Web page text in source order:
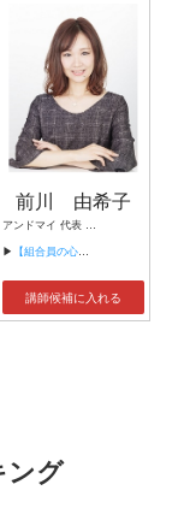
前川 由希子
▶ 【組合員の心をぐっと掴むコミュニケーション術～組合員が「あなたが言うなら」と動き出す３ステップ～】
講師候補に入れる
ング